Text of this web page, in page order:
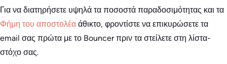
Για να διατηρήσετε υψηλά τα ποσοστά παραδοσιμότητας και τα
Φήμη του αποστολέα άθικτο, φροντίστε να επικυρώσετε τα
email σας πρώτα με το Bouncer πριν τα στείλετε στη λίστα-
στόχο σας.